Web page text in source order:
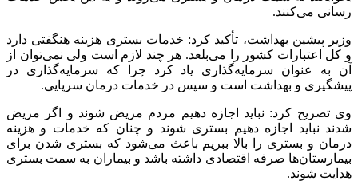
رسانی می‌کنند.
وزیر پیشین بهداشت، تأکید کرد: خدمات بستری هزینه هنگفتی دارد
و کل اعتبارات کشور را می‌بلعد. هر چند لازم است ولی نمی‌توان از
آن به عنوان سرمایه‌گذاری یاد کرد چرا که سرمایه‌گذاری در
پیشگیری و بهداشت است و سپس در خدمات درمان سرپایی.
وی تصریح کرد: نباید اجازه دهیم مردم مریض شوند و اگر مریض
شدند نباید اجازه دهیم بستری شوند و چنان که خدمات و هزینه
درمان و بستری را بالا ببریم باعث می‌شود که بستری شدن برای
بیمارستان‌ها صرفه اقتصادی داشته باشد و بیماران به سمت بستری
هدایت شوند.